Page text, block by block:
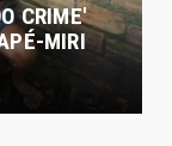
CRIME'
MIRI